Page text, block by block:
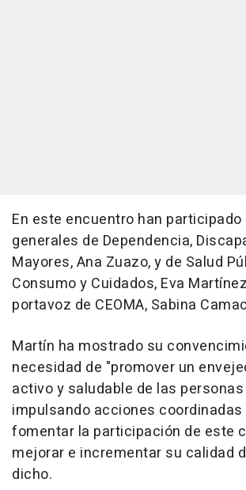
En este encuentro han
generales de Dependencia,
Mayores, Ana Zuazo, y de Salud
Consumo y Cuidados, Eva
portavoz de CEOMA, Sabina
Martín ha mostrado su
necesidad de "promover un
activo y saludable de las
impulsando acciones
fomentar la participación de este
mejorar e incrementar su calidad
dicho.